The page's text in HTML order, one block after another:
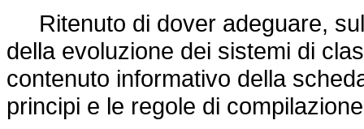
Ritenuto di dover adeguare,
della evoluzione dei sistemi di
contenuto informativo della
principi e le regole di